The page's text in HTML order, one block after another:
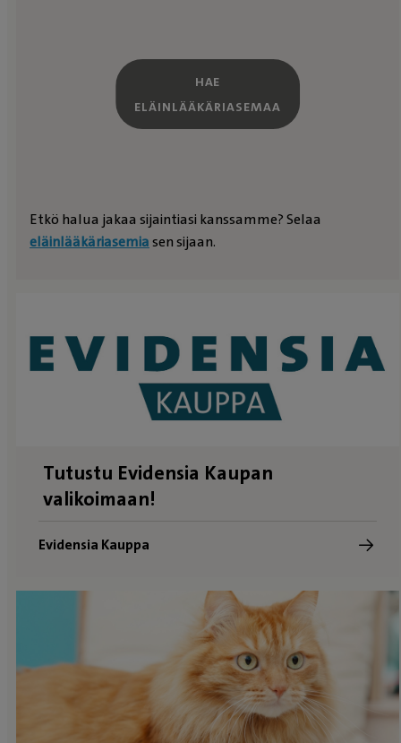
HAE
ELÄINLÄÄKÄRIASEMAA
Etkö halua jakaa sijaintiasi kanssamme? Selaa
eläinlääkäriasemiasen sijaan.
Tutustu Evidensia Kaupan
valikoimaan!
Evidensia Kauppa